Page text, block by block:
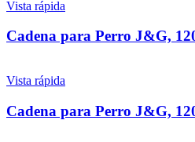
Vista rápida
Cadena para Perro J&G,
Vista rápida
Cadena para Perro J&G,